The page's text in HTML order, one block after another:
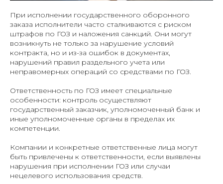
При исполнении государственного оборонного
заказа исполнители часто сталкиваются с риском
штрафов по ГОЗ и наложения санкций. Они могут
возникнуть не только за нарушение условий
контракта, но и из-за ошибок в документах,
нарушений правил раздельного учета или
неправомерных операций со средствами по ГОЗ.
Ответственность по ГОЗ имеет специальные
особенности: контроль осуществляют
государственный заказчик, уполномоченный банк и
иные уполномоченные органы в пределах их
компетенции.
Компании и конкретные ответственные лица могут
быть привлечены к ответственности, если выявлены
нарушения при исполнении ГОЗ или случаи
нецелевого использования средств.